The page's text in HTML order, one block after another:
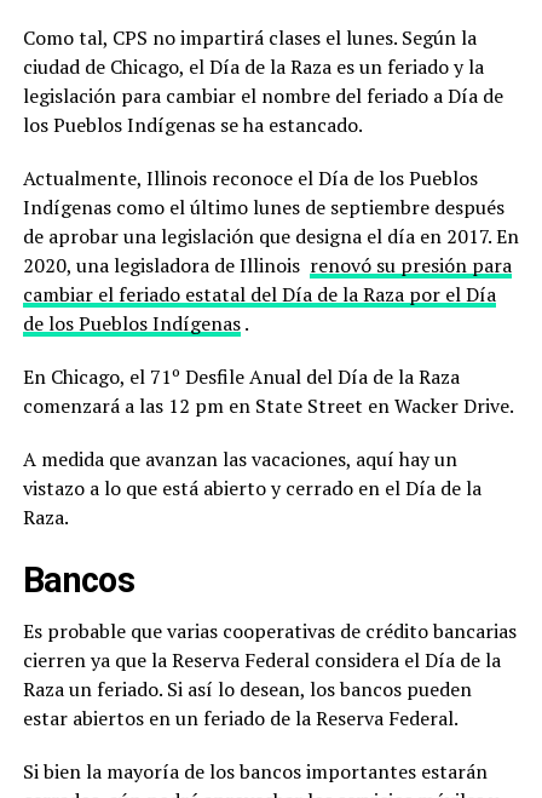
Como tal, CPS no impartirá clases el lunes. Según la
ciudad de Chicago, el Día de la Raza es un feriado y la
legislación para cambiar el nombre del feriado a Día de
los Pueblos Indígenas se ha estancado.
Actualmente, Illinois reconoce el Día de los Pueblos
Indígenas como el último lunes de septiembre después
de aprobar una legislación que designa el día en 2017. En
2020, una legisladora de Illinois renovó su presión para
cambiar el feriado estatal del Día de la Raza por el Día
de los Pueblos Indígenas.
En Chicago, el 71º Desfile Anual del Día de la Raza
comenzará a las 12 pm en State Street en Wacker Drive.
A medida que avanzan las vacaciones, aquí hay un
vistazo a lo que está abierto y cerrado en el Día de la
Raza.
Bancos
Es probable que varias cooperativas de crédito bancarias
cierren ya que la Reserva Federal considera el Día de la
Raza un feriado. Si así lo desean, los bancos pueden
estar abiertos en un feriado de la Reserva Federal.
Si bien la mayoría de los bancos importantes estarán